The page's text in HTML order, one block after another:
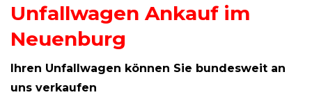
Unfallwagen Ankauf im
Neuenburg
Ihren Unfallwagen können Sie bundesweit an
uns verkaufen